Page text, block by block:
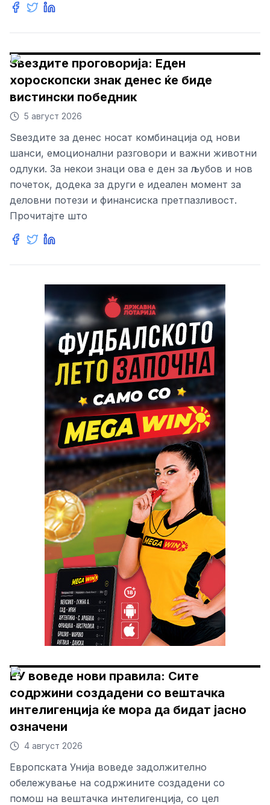
Ѕвездите проговорија: Еден
хороскопски знак денес ќе биде
вистински победник
5 август 2026
Ѕвездите за денес носат комбинација од нови
шанси, емоционални разговори и важни животни
одлуки. За некои знаци ова е ден за љубов и нов
почеток, додека за други е идеален момент за
деловни потези и финансиска претпазливост.
Прочитајте што
ЕУ воведе нови правила: Сите
содржини создадени со вештачка
интелигенција ќе мора да бидат јасно
означени
4 август 2026
Европската Унија воведе задолжително
обележување на содржините создадени со
помош на вештачка интелигенција, со цел